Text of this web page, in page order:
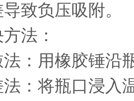
负压吸附。
法：
用橡胶锤沿
将瓶口浸入温